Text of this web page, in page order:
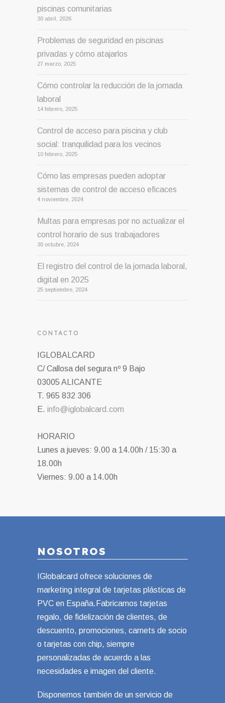
piscinas comunitarias
30 abril, 2026
Problemas de seguridad en piscinas
privadas y cómo atajarlos
27 marzo, 2025
Cómo controlar la reducción de la jornada
laboral
14 febrero, 2025
Control de acceso para piscina y club
social: tranquilidad para los vecinos
10 febrero, 2025
Cómo las empresas pueden adoptar
sistemas de control de acceso eficaces
4 noviembre, 2024
Multas para empresas por no actualizar el
control horario de sus trabajadores
30 octubre, 2024
El registro del control de la jornada laboral,
digital en 2025
25 septiembre, 2024
CONTACTO
IGLOBALCARD
C/ Callosa del segura nº 9 Bajo
03005 ALICANTE
T. 965 832 306
E. info@iglobalcard.com
HORARIO
Lunes a jueves: 9.00 a 14.00h / 15:30 a
18.00h
Viernes: 9.00 a 14.00h
NOSOTROS
IGlobalcard ofrece soluciones de
marketing integral de tarjetas plásticas de
PVC en España.Fabricamos tarjetas
regalo, de fidelización de clientes, de
descuento, promociones, carnets de socio
o tarjetas con chip, siempre
personalizadas de acuerdo a las
necesidades e imagen del cliente.
Disponemos también de un servicio de